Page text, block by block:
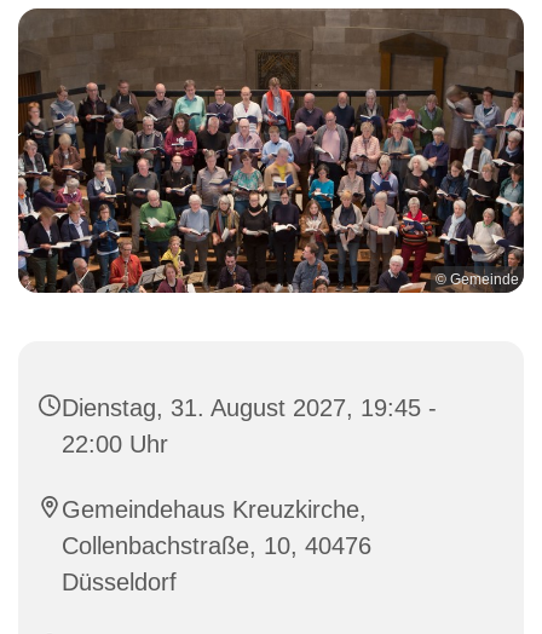
© Gemeinde
Dienstag, 31. August 2027, 19:45 -
22:00 Uhr
Gemeindehaus Kreuzkirche,
Collenbachstraße, 10, 40476
Düsseldorf